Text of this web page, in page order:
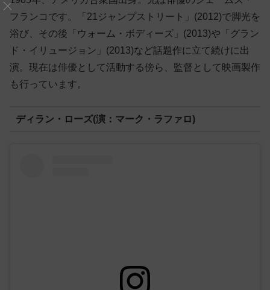
フランコです。「21ジャンプストリート」(2012)で脚光を
浴び、その後「ウォーム・ボディーズ」(2013)や「グラン
ド・イリュージョン」(2013)など話題作に立て続けに出
演。現在は俳優として活動する傍ら、監督として映画製作
も行っています。
ディラン・ローズ(演：マーク・ラファロ)